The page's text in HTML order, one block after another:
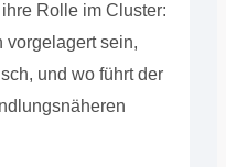
Rolle im Cluster:
vorgelagert sein,
und wo führt der